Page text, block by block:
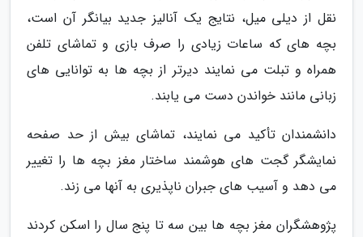
نقل از دیلی میل، نتایج یک آنالیز جدید بیانگر آن است،
بچه های که ساعات زیادی را صرف بازی و تماشای تلفن
همراه و تبلت می نمایند دیرتر از بچه ها به توانایی های
زبانی مانند خواندن دست می یابند.
دانشمندان تأکید می نمایند، تماشای بیش از حد صفحه
نمایشگر گجت های هوشمند ساختار مغز بچه ها را تغییر
می دهد و آسیب های جبران ناپذیری به آنها می زند.
پژوهشگران مغز بچه ها بین سه تا پنج سال را اسکن کردند